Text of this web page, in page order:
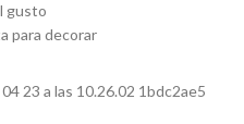
gusto
para decorar